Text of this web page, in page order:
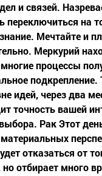
и связей.
переключиться на
Мечтайте и
Меркурий
процессы
подкрепление.
идей, через два
точность вашей
Рак Этот
отказаться от
отбирает много